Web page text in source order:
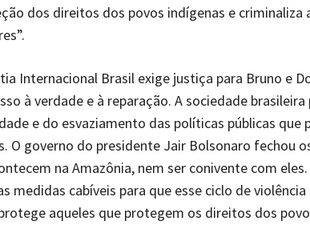
dos direitos dos povos indígenas e criminaliza
Internacional Brasil exige justiça para Bruno e
à verdade e à reparação. A sociedade
e do esvaziamento das políticas públicas que
O governo do presidente Jair Bolsonaro fechou
na Amazônia, nem ser conivente com
medidas cabíveis para que esse ciclo de violência
aqueles que protegem os direitos dos